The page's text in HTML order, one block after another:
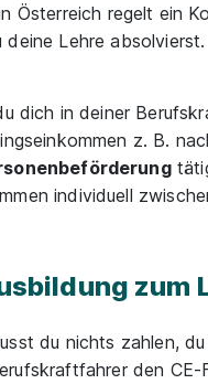
Österreich regelt ein
Lehre absolvierst.
dich in deiner
z. B.
individuell
zum
du nichts zahlen,
den